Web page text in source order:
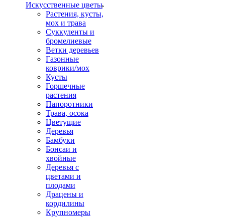
Искусственные цветы
Растения, кусты,
мох и трава
Суккуленты и
бромелиевые
Ветки деревьев
Газонные
коврики/мох
Кусты
Горшечные
растения
Папоротники
Трава, осока
Цветущие
Деревья
Бамбуки
Бонсаи и
хвойные
Деревья с
цветами и
плодами
Драцены и
кордилины
Крупномеры